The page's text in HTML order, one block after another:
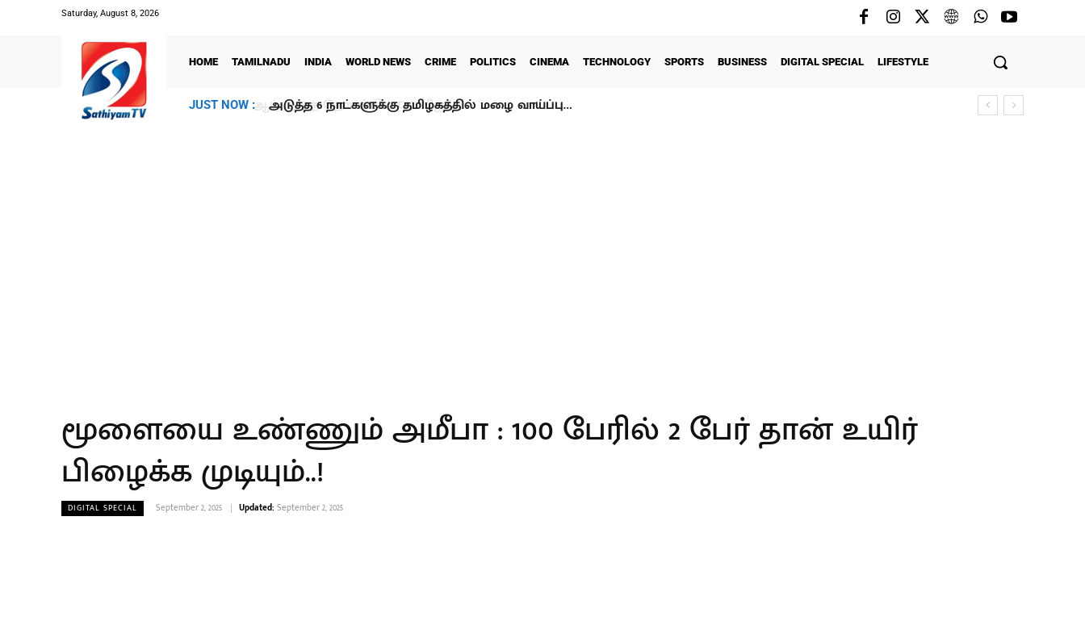
Saturday, August 8, 2026
HOME TAMILNADU INDIA WORLD NEWS CRIME POLITICS CINEMA TECHNOLOGY SPORTS BUSINESS DIGITAL SPECIAL LIFESTYLE
JUST NOW : அடுத்த 6 நாட்களுக்கு தமிழகத்தில் மழை வாய்ப்பு…
மூளையை உண்ணும் அமீபா : 100 பேரில் 2 பேர் தான் உயிர்
பிழைக்க முடியும்..!
DIGITAL SPECIAL September 2, 2025 Updated: September 2, 2025